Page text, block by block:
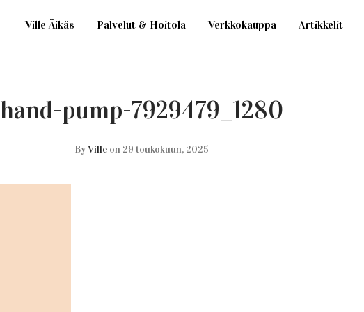
Ville Äikäs Palvelut & Hoitola Verkkokauppa Artikkelit
hand-pump-7929479_1280
ByVille on 29 toukokuun, 2025